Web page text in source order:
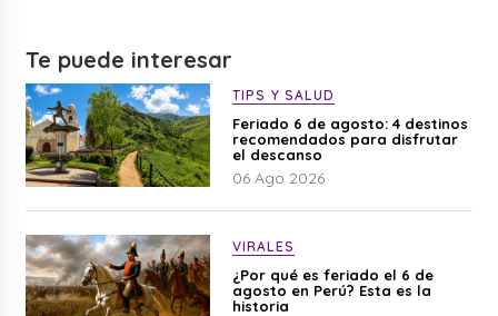
Te puede interesar
TIPS Y SALUD
Feriado 6 de agosto: 4 destinos
recomendados para disfrutar
el descanso
06 Ago 2026
VIRALES
¿Por qué es feriado el 6 de
agosto en Perú? Esta es la
historia